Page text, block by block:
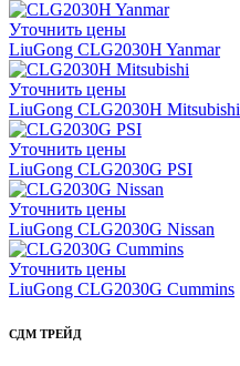
Уточнить цены
LiuGong CLG2030H Yanmar
Уточнить цены
LiuGong CLG2030H Mitsubishi
Уточнить цены
LiuGong CLG2030G PSI
Уточнить цены
LiuGong CLG2030G Nissan
Уточнить цены
LiuGong CLG2030G Cummins
СДМ ТРЕЙД